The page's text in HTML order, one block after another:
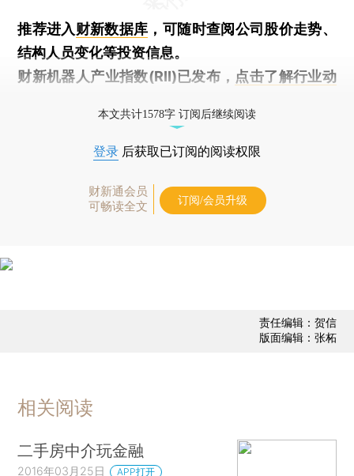
推荐进入财新数据库 ，可随时查阅公司股价走势、
结构人员变化等投资信息。
财新机器人产业指数(RII)已发布， 点击了解行业动
本文共计1578字 订阅后继续阅读
登录 后获取已订阅的阅读权限
财新通会员
可畅读全文
订阅/会员升级
责任编辑：贺信
版面编辑：张柘
相关阅读
二手房中介玩金融
2016年03月25日 APP打开